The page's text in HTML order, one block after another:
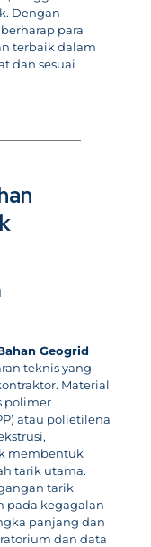
Dengan
para
terbaik dalam
dan sesuai
Geogrid
teknis yang
Material
polimer
atau polietilena
membentuk
tarik utama.
tarik
pada kegagalan
panjang dan
dan data